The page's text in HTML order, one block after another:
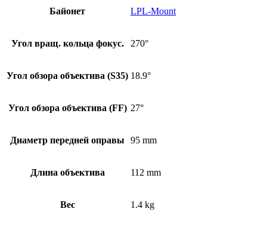
Байонет LPL-Mount
Угол вращ. кольца фокус. 270°
Угол обзора объектива (S35) 18.9°
Угол обзора объектива (FF) 27°
Диаметр передней оправы 95 mm
Длина объектива 112 mm
Вес 1.4 kg